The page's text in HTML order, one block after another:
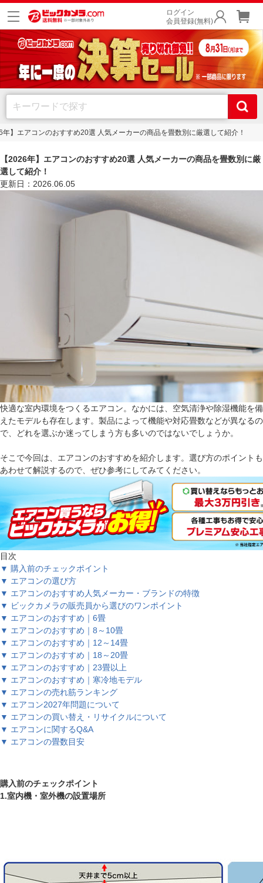
ログイン
会員登録(無料)
年】エアコンのおすすめ20選 人気メーカーの商品を畳数別に厳選して紹介！
【2026年】エアコンのおすすめ20選 人気メーカーの商品を畳数別に厳
選して紹介！
更新日：2026.06.05
快適な室内環境をつくるエアコン。なかには、空気清浄や除湿機能を備
えたモデルも存在します。製品によって機能や対応畳数などが異なるの
で、どれを選ぶか迷ってしまう方も多いのではないでしょうか。
そこで今回は、エアコンのおすすめを紹介します。選び方のポイントも
あわせて解説するので、ぜひ参考にしてみてください。
目次
▼ 購入前のチェックポイント
▼ エアコンの選び方
▼ エアコンのおすすめ人気メーカー・ブランドの特徴
▼ ビックカメラの販売員から選びのワンポイント
▼ エアコンのおすすめ｜6畳
▼ エアコンのおすすめ｜8～10畳
▼ エアコンのおすすめ｜12～14畳
▼ エアコンのおすすめ｜18～20畳
▼ エアコンのおすすめ｜23畳以上
▼ エアコンのおすすめ｜寒冷地モデル
▼ エアコンの売れ筋ランキング
▼ エアコン2027年問題について
▼ エアコンの買い替え・リサイクルについて
▼ エアコンに関するQ&A
▼ エアコンの畳数目安
購入前のチェックポイント
1.室内機・室外機の設置場所